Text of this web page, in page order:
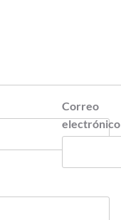
Correo
electrónico